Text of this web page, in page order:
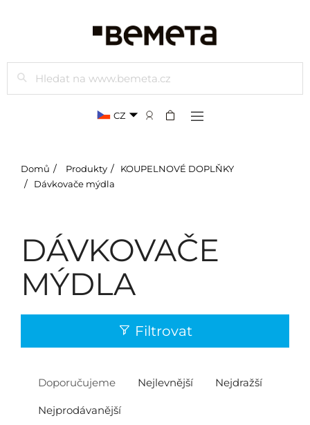
Hledat
CZ
Domů Produkty
KOUPELNOVÉ DOPLŇKY
Dávkovače mýdla
DÁVKOVAČE
MÝDLA
Filtrovat
Doporučujeme Nejlevnější Nejdražší
Nejprodávanější